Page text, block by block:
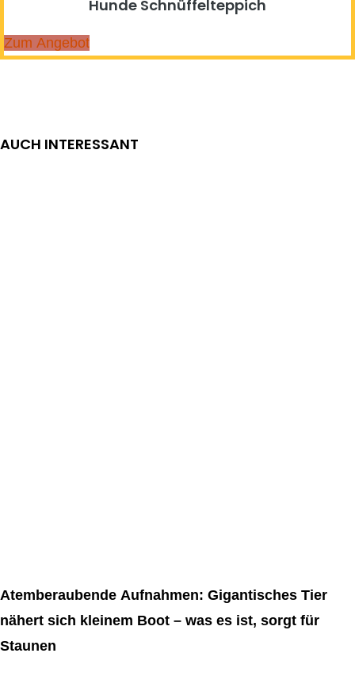
Hunde Schnüffelteppich
Zum Angebot
AUCH INTERESSANT
Atemberaubende Aufnahmen: Gigantisches Tier
nähert sich kleinem Boot – was es ist, sorgt für
Staunen